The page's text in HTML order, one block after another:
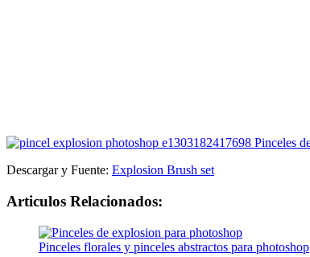
Descargar y Fuente: Explosion Brush set
Articulos Relacionados:
Pinceles florales y pinceles abstractos para photoshop